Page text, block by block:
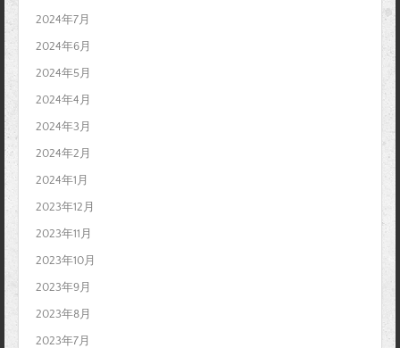
2024年7月
2024年6月
2024年5月
2024年4月
2024年3月
2024年2月
2024年1月
2023年12月
2023年11月
2023年10月
2023年9月
2023年8月
2023年7月